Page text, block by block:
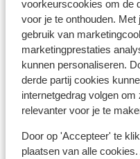
voorkeurscookies om de
voor je te onthouden.
gebruik van
marketingprestaties
kunnen personaliseren.
derde partij cookies
internetgedrag volgen
relevanter voor je te
Door op 'Accepteer' te
plaatsen van alle
Skilift: 100 m
Winkels: 20 m
(Mini)supermarkt: 140
Restaurant: 230 m
Skipas, -les en